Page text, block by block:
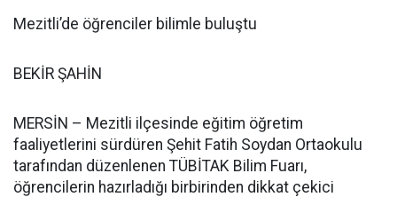
Mezitli’de öğrenciler bilimle buluştu
BEKİR ŞAHİN
MERSİN – Mezitli ilçesinde eğitim öğretim
faaliyetlerini sürdüren Şehit Fatih Soydan Ortaokulu
tarafından düzenlenen TÜBİTAK Bilim Fuarı,
öğrencilerin hazırladığı birbirinden dikkat çekici